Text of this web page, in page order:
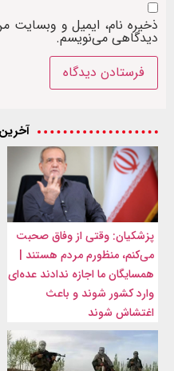
ذخیره نام، ایمیل و وبسایت
دیدگاهی می‌نویسم.
پزشکیان: وقتی از وفاق صحبت
می‌کنم، منظورم مردم هستند |
همسایگان ما اجازه ندادند عده‌ای
وارد کشور شوند و باعث
اغتشاش شوند